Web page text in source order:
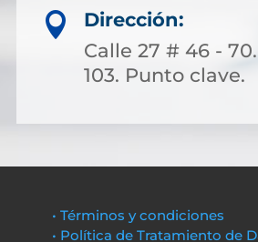

Dirección:
Calle 27 # 46 -
103. Punto clave.
• Términos y condiciones
• Política de Tratamiento de